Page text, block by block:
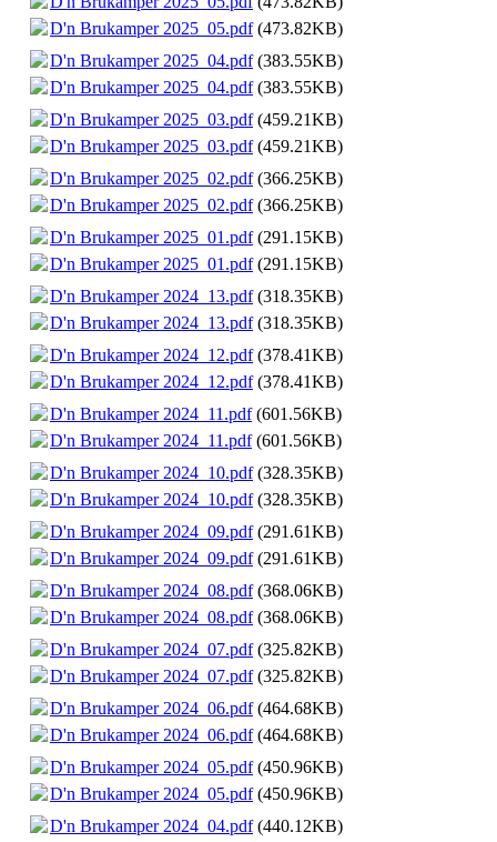
D'n Brukamper 2025_05.pdf(473.82KB)
D'n Brukamper 2025_04.pdf(383.55KB)
D'n Brukamper 2025_04.pdf(383.55KB)
D'n Brukamper 2025_03.pdf(459.21KB)
D'n Brukamper 2025_03.pdf(459.21KB)
D'n Brukamper 2025_02.pdf(366.25KB)
D'n Brukamper 2025_02.pdf(366.25KB)
D'n Brukamper 2025_01.pdf(291.15KB)
D'n Brukamper 2025_01.pdf(291.15KB)
D'n Brukamper 2024_13.pdf(318.35KB)
D'n Brukamper 2024_13.pdf(318.35KB)
D'n Brukamper 2024_12.pdf(378.41KB)
D'n Brukamper 2024_12.pdf(378.41KB)
D'n Brukamper 2024_11.pdf(601.56KB)
D'n Brukamper 2024_11.pdf(601.56KB)
D'n Brukamper 2024_10.pdf(328.35KB)
D'n Brukamper 2024_10.pdf(328.35KB)
D'n Brukamper 2024_09.pdf(291.61KB)
D'n Brukamper 2024_09.pdf(291.61KB)
D'n Brukamper 2024_08.pdf(368.06KB)
D'n Brukamper 2024_08.pdf(368.06KB)
D'n Brukamper 2024_07.pdf(325.82KB)
D'n Brukamper 2024_07.pdf(325.82KB)
D'n Brukamper 2024_06.pdf(464.68KB)
D'n Brukamper 2024_06.pdf(464.68KB)
D'n Brukamper 2024_05.pdf(450.96KB)
D'n Brukamper 2024_05.pdf(450.96KB)
D'n Brukamper 2024_04.pdf(440.12KB)